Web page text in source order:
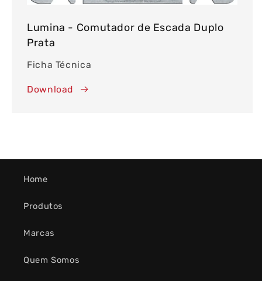
Lumina - Comutador de Escada Duplo
Prata
Ficha Técnica
Download
Home
Produtos
Marcas
Quem Somos